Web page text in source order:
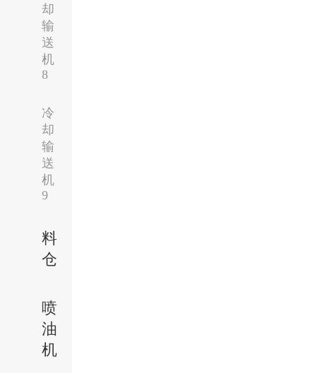
却
输
送
机
8
冷
却
输
送
机
9
料
仓
喷
油
机